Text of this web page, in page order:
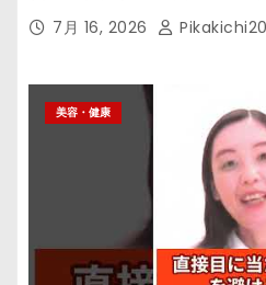
7月 16, 2026
美容・健康